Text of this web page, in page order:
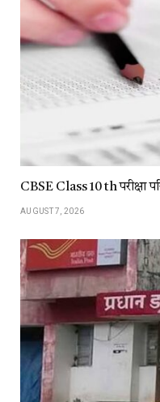
CBSE Class 10 th परीक्षा
AUGUST 7, 2026